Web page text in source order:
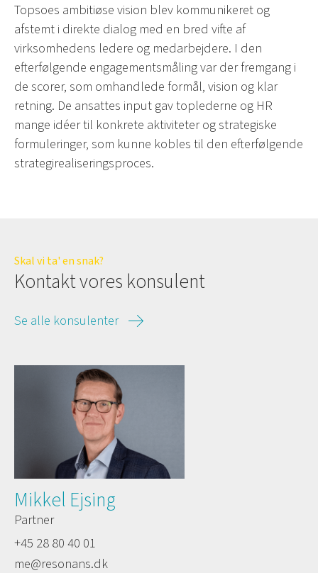
Topsoes ambitiøse vision blev kommunikeret og
afstemt i direkte dialog med en bred vifte af
virksomhedens ledere og medarbejdere. I den
efterfølgende engagementsmåling var der fremgang i
de scorer, som omhandlede formål, vision og klar
retning. De ansattes input gav toplederne og HR
mange idéer til konkrete aktiviteter og strategiske
formuleringer, som kunne kobles til den efterfølgende
strategirealiseringsproces.
Skal vi ta' en snak?
Kontakt vores konsulent
Se alle konsulenter
Mikkel Ejsing
Partner
+45 28 80 40 01
me@resonans.dk